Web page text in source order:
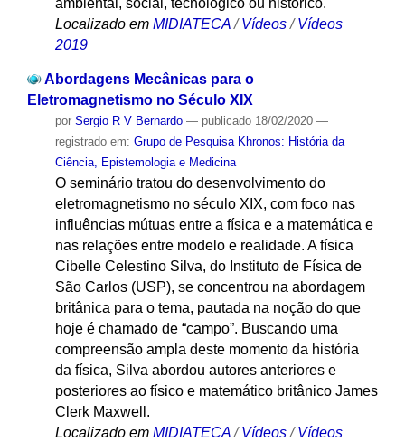
Localizado em MIDIATECA /Vídeos /Vídeos
2019
Abordagens Mecânicas para o
Eletromagnetismo no Século XIX
por Sergio R V Bernardo — publicado18/02/2020 —
registrado em: Grupo de Pesquisa Khronos: História da
Ciência, Epistemologia e Medicina
O seminário tratou do desenvolvimento do
eletromagnetismo no século XIX, com foco nas
influências mútuas entre a física e a matemática e
nas relações entre modelo e realidade. A física
Cibelle Celestino Silva, do Instituto de Física de
São Carlos (USP), se concentrou na abordagem
britânica para o tema, pautada na noção do que
hoje é chamado de “campo”. Buscando uma
compreensão ampla deste momento da história
da física, Silva abordou autores anteriores e
posteriores ao físico e matemático britânico James
Clerk Maxwell.
Localizado em MIDIATECA / Vídeos / Vídeos